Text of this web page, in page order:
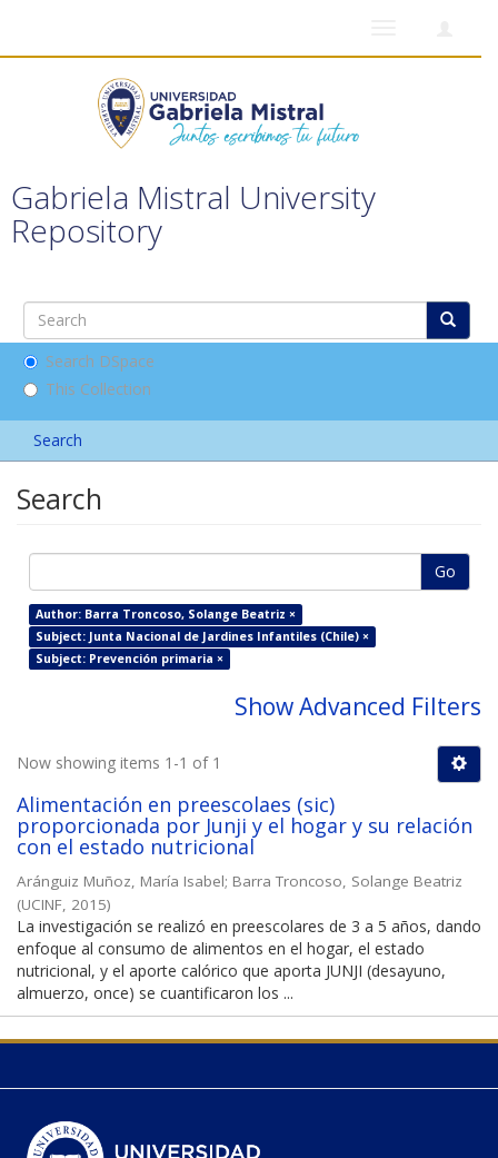
Gabriela Mistral University
Repository
Search DSpace
This Collection
Search
Search
Go
Author: Barra Troncoso, Solange Beatriz ×
Subject: Junta Nacional de Jardines Infantiles (Chile) ×
Subject: Prevención primaria ×
Show Advanced Filters
Now showing items 1-1 of 1
Alimentación en preescolaes (sic)
proporcionada por Junji y el hogar y su relación
con el estado nutricional
Aránguiz Muñoz, María Isabel; Barra Troncoso, Solange Beatriz
(UCINF, 2015)
La investigación se realizó en preescolares de 3 a 5 años, dando
enfoque al consumo de alimentos en el hogar, el estado
nutricional, y el aporte calórico que aporta JUNJI (desayuno,
almuerzo, once) se cuantificaron los ...